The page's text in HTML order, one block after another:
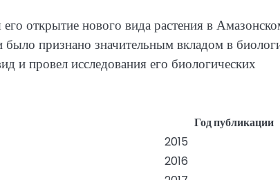
открытие нового вида растения в
признано значительным вкладом в
и провел исследования его биологических
Год публикации
2015
2016